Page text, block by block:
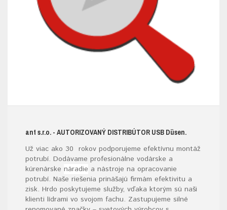
ant s.r.o. - AUTORIZOVANÝ DISTRIBÚTOR USB Düsen.
Už viac ako 30 rokov podporujeme efektívnu montáž
potrubí. Dodávame profesionálne vodárske a
kúrenárske náradie a nástroje na opracovanie
potrubí. Naše riešenia prinášajú firmám efektivitu a
zisk. Hrdo poskytujeme služby, vďaka ktorým sú naši
klienti lídrami vo svojom fachu. Zastupujeme silné